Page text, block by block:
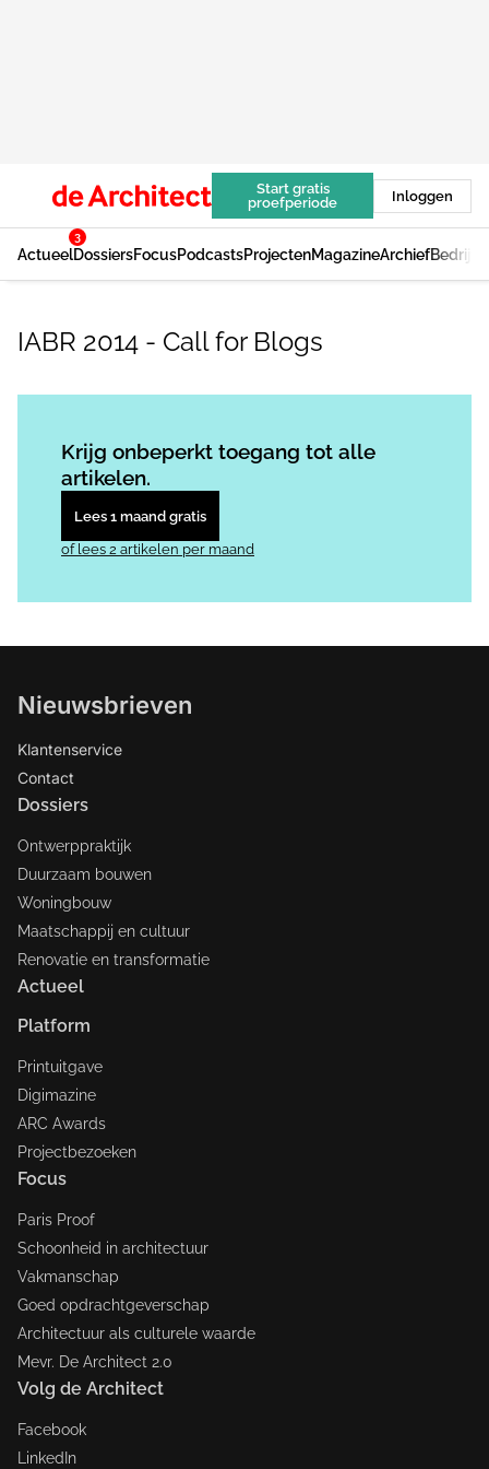
Start gratis
proefperiode
Inloggen
Actueel
3
DossiersFocusPodcastsProjectenMagazineArchief
IABR 2014 - Call for Blogs
Krijg onbeperkt toegang tot alle
artikelen.
Lees 1 maand gratis
of lees 2 artikelen per maand
Nieuwsbrieven
Klantenservice
Contact
Dossiers
Ontwerppraktijk
Duurzaam bouwen
Woningbouw
Maatschappij en cultuur
Renovatie en transformatie
Actueel
Platform
Printuitgave
Digimazine
ARC Awards
Projectbezoeken
Focus
Paris Proof
Schoonheid in architectuur
Vakmanschap
Goed opdrachtgeverschap
Architectuur als culturele waarde
Mevr. De Architect 2.0
Volg de Architect
Facebook
LinkedIn